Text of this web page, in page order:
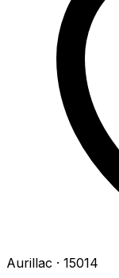
Aurillac · 15014